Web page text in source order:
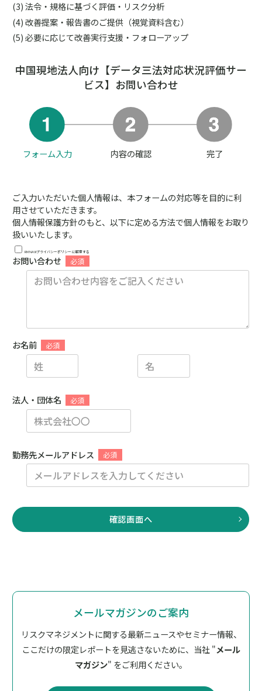
法令・規格に基づく評価・リスク分析
改善提案・報告書のご提供（視覚資料含む）
必要に応じて改善実行支援・フォローアップ
メールマガジンのご案内
リスクマネジメントに関する最新ニュースやセミナー情報、
ここだけの限定レポートを見逃さないために、 当社 "メール
マガジン" をご利用ください。